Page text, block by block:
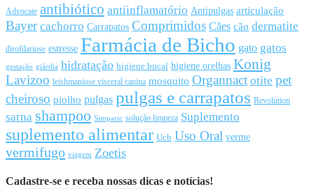
Advocate antibiótico antiinflamatório Antipulgas articulação
Bayer cachorro Carrapatos Comprimidos Cães cão dermatite
dirofilariose estresse Farmácia de Bicho gato gatos
gestação giárdia hidratação higiene bucal higiene orelhas Konig
Lavizoo leishmaniose visceral canina mosquito Organnact otite pet
cheiroso piolho pulgas pulgas e carrapatos Revolution
sarna shampoo Simparic solução limpeza Suplemento
suplemento alimentar Ucb Uso Oral verme
vermifugo viagem Zoetis
Cadastre-se e receba nossas dicas e notícias!